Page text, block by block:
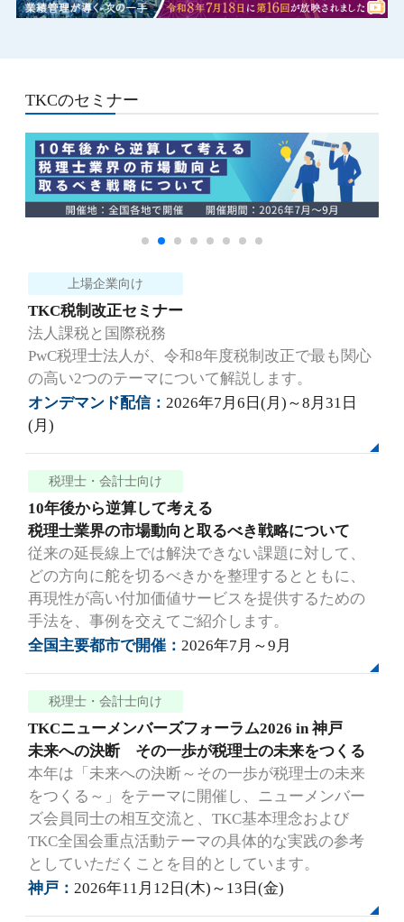
TKCのセミナー
上場企業向け
TKC税制改正セミナー
法人課税と国際税務
PwC税理士法人が、令和8年度税制改正で最も関心
の高い2つのテーマについて解説します。
オンデマンド配信：2026年7月6日(月)～8月31日
(月)
税理士・会計士向け
10年後から逆算して考える
税理士業界の市場動向と取るべき戦略について
従来の延長線上では解決できない課題に対して、
どの方向に舵を切るべきかを整理するとともに、
再現性が高い付加価値サービスを提供するための
手法を、事例を交えてご紹介します。
全国主要都市で開催：2026年7月～9月
税理士・会計士向け
TKCニューメンバーズフォーラム2026 in 神戸
未来への決断 その一歩が税理士の未来をつくる
本年は「未来への決断～その一歩が税理士の未来
をつくる～」をテーマに開催し、ニューメンバー
ズ会員同士の相互交流と、TKC基本理念および
TKC全国会重点活動テーマの具体的な実践の参考
としていただくことを目的としています。
神戸：2026年11月12日(木)～13日(金)